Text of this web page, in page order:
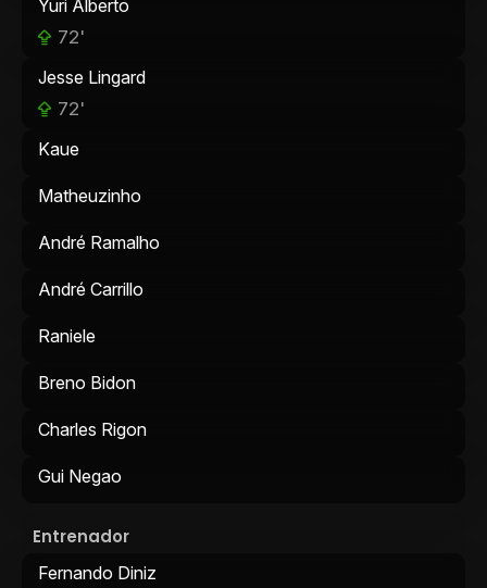
Yuri Alberto
72'
Jesse Lingard
72'
Kaue
Matheuzinho
André Ramalho
André Carrillo
Raniele
Breno Bidon
Charles Rigon
Gui Negao
Entrenador
Fernando Diniz